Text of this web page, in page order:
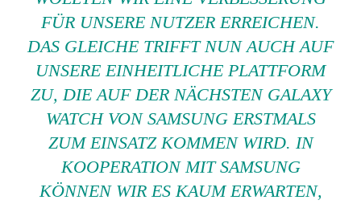
FÜR UNSERE NUTZER ERREICHEN.
DAS GLEICHE TRIFFT NUN AUCH AUF
UNSERE EINHEITLICHE PLATTFORM
ZU, DIE AUF DER NÄCHSTEN GALAXY
WATCH VON SAMSUNG ERSTMALS
ZUM EINSATZ KOMMEN WIRD. IN
KOOPERATION MIT SAMSUNG
KÖNNEN WIR ES KAUM ERWARTEN,